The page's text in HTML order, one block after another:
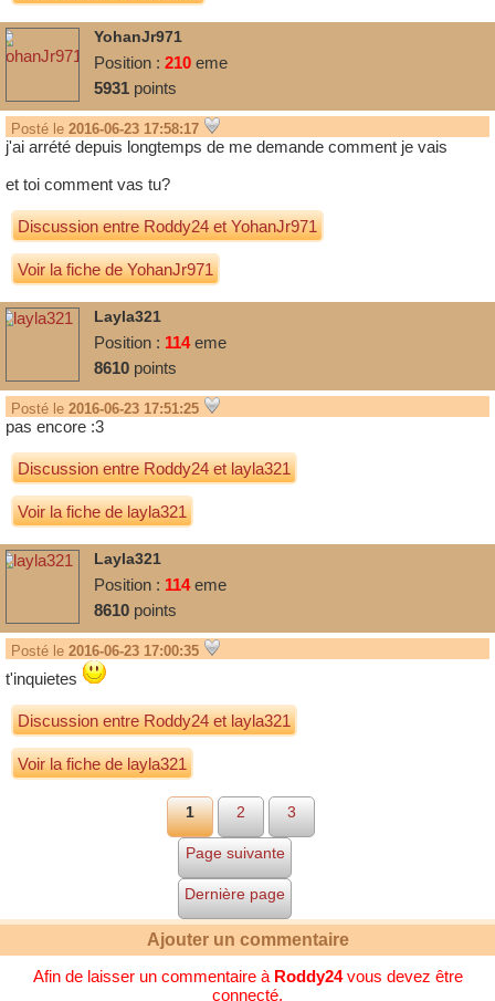
YohanJr971
Position : 210 eme
5931 points
Posté le 2016-06-23 17:58:17
j'ai arrété depuis longtemps de me demande comment je vais
et toi comment vas tu?
Discussion entreRoddy24etYohanJr971
Voir la fiche de YohanJr971
Layla321
Position : 114eme
8610 points
Posté le 2016-06-23 17:51:25
pas encore :3
Discussion entreRoddy24etlayla321
Voir la fiche de layla321
Layla321
Position : 114eme
8610 points
Posté le 2016-06-23 17:00:35
t'inquietes
Discussion entreRoddy24etlayla321
Voir la fiche de layla321
1 2 3
Page suivante
Dernière page
Ajouter un commentaire
Afin de laisser un commentaire à Roddy24vous devez être
connecté.